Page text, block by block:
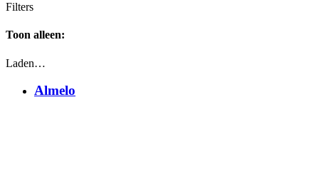
Filters
Toon alleen:
Laden…
Almelo